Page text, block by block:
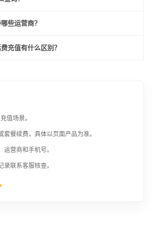
些运营商？
充值有什么区别？
值场景。
套餐续费，具体以页面产品为准。
营商和手机号。
联系客服核查。